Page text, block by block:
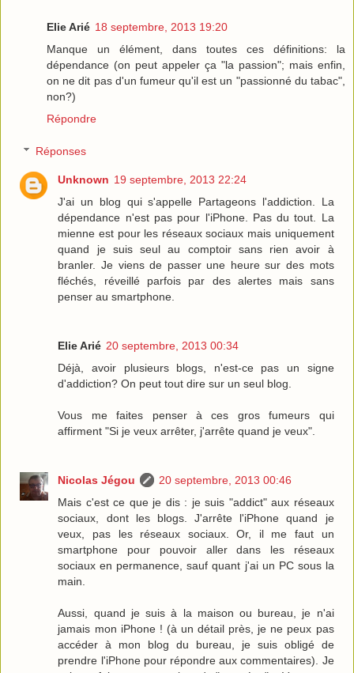
Elie Arié 18 septembre, 2013 19:20
Manque un élément, dans toutes ces définitions: la
dépendance (on peut appeler ça "la passion"; mais enfin,
on ne dit pas d'un fumeur qu'il est un "passionné du tabac",
non?)
Répondre
Réponses
Unknown 19 septembre, 2013 22:24
J'ai un blog qui s'appelle Partageons l'addiction. La
dépendance n'est pas pour l'iPhone. Pas du tout. La
mienne est pour les réseaux sociaux mais uniquement
quand je suis seul au comptoir sans rien avoir à
branler. Je viens de passer une heure sur des mots
fléchés, réveillé parfois par des alertes mais sans
penser au smartphone.
Elie Arié 20 septembre, 2013 00:34
Déjà, avoir plusieurs blogs, n'est-ce pas un signe
d'addiction? On peut tout dire sur un seul blog.
Vous me faites penser à ces gros fumeurs qui
affirment "Si je veux arrêter, j'arrête quand je veux".
Nicolas Jégou
20 septembre, 2013 00:46
Mais c'est ce que je dis : je suis "addict" aux réseaux
sociaux, dont les blogs. J'arrête l'iPhone quand je
veux, pas les réseaux sociaux. Or, il me faut un
smartphone pour pouvoir aller dans les réseaux
sociaux en permanence, sauf quant j'ai un PC sous la
main.
Aussi, quand je suis à la maison ou bureau, je n'ai
jamais mon iPhone ! (à un détail près, je ne peux pas
accéder à mon blog du bureau, je suis obligé de
prendre l'iPhone pour répondre aux commentaires). Je